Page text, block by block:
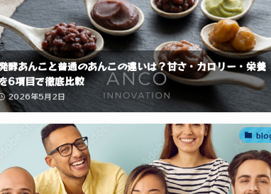
酵あんこと普通のあんこの違いは？甘さ・カロリー・栄養
6項目で徹底比較
2026年5月2日